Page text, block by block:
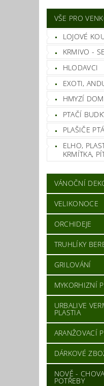
VŠE PRO
LOJOVÉ
KRMIVO -
HLODAVCI
EXOTI,
HMYZÍ
PTAČÍ
PLAŠIČE
ELHO,
KRMÍTKA,
VÁNOČNÍ
VELIKONOCE
ORCHIDEJE
TRUHLÍKY
GRILOVÁNÍ
MYKORHIZNÍ
URBALIVE
PLASTIA
ARANŽOVACÍ
DÁRKOVÉ
NOVĚ -
POTŘEBY